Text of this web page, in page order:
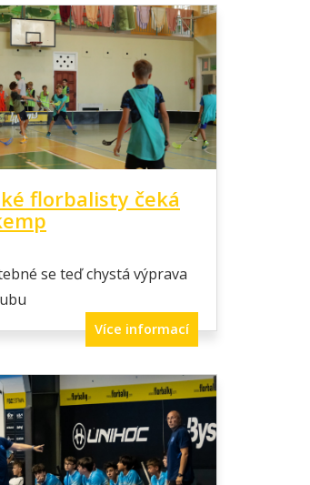
florbalisty čeká
se teď chystá výprava
Více informací